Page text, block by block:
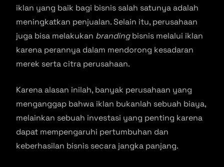
iklan yang baik bagi bisnis salah satunya adalah
meningkatkan penjualan. Selain itu, perusahaan
juga bisa melakukan brandingbisnis melalui iklan
karena perannya dalam mendorong kesadaran
merek serta citra perusahaan.
Karena alasan inilah, banyak perusahaan yang
menganggap bahwa iklan bukanlah sebuah biaya,
melainkan sebuah investasi yang penting karena
dapat mempengaruhi pertumbuhan dan
keberhasilan bisnis secara jangka panjang.